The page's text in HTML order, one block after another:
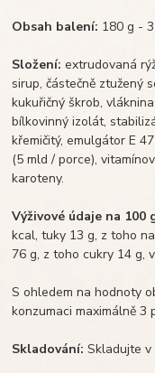
Obsah balení: 180 g -
Složení: extrudovaná
sirup, částečně ztužený
kukuřičný škrob,
bílkovinný izolát,
křemičitý, emulgátor E
(5 mld / porce),
karoteny.
Výživové údaje na 100
kcal, tuky 13 g, z toho
76 g, z toho cukry 14 g,
S ohledem na hodnoty
konzumaci maximálně 3
Skladování: Skladujte v